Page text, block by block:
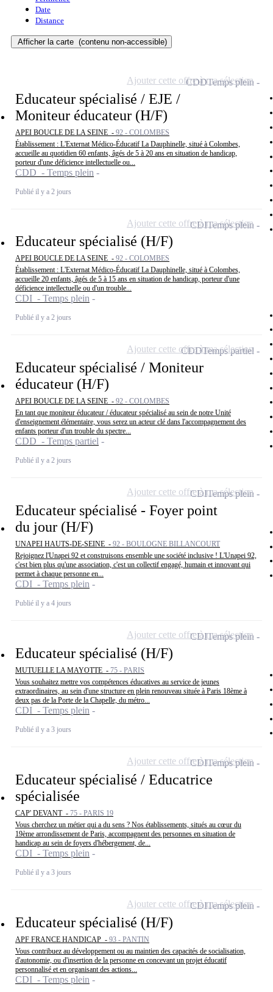
Date
Distance
Afficher la carte (contenu non-accessible)
Educateur spécialisé / EJE /
Moniteur éducateur (H/F)
APEI BOUCLE DE LA SEINE - 92 - COLOMBES
Établissement : L'Externat Médico-Éducatif La Dauphinelle, situé à Colombes,
accueille au quotidien 60 enfants, âgés de 5 à 20 ans en situation de handicap,
porteur d'une déficience intellectuelle ou...
CDD - Temps plein
Publié il y a 2 jours
CDDTemps plein
Ajouter cette offre à ma sélection
Educateur spécialisé (H/F)
APEI BOUCLE DE LA SEINE - 92 - COLOMBES
Établissement : L'Externat Médico-Éducatif La Dauphinelle, situé à Colombes,
accueille 20 enfants, âgés de 5 à 15 ans en situation de handicap, porteur d'une
déficience intellectuelle ou d'un trouble...
CDI - Temps plein
Publié il y a 2 jours
CDITemps plein
Ajouter cette offre à ma sélection
Educateur spécialisé / Moniteur
éducateur (H/F)
APEI BOUCLE DE LA SEINE - 92 - COLOMBES
En tant que moniteur éducateur / éducateur spécialisé au sein de notre Unité
d'enseignement élémentaire, vous serez un acteur clé dans l'accompagnement des
enfants porteur d'un trouble du spectre...
CDD - Temps partiel
Publié il y a 2 jours
CDDTemps partiel
Ajouter cette offre à ma sélection
Educateur spécialisé - Foyer point
du jour (H/F)
UNAPEI HAUTS-DE-SEINE - 92 - BOULOGNE BILLANCOURT
Rejoignez l'Unapei 92 et construisons ensemble une société inclusive ! L'Unapei 92,
c'est bien plus qu'une association, c'est un collectif engagé, humain et innovant qui
permet à chaque personne en...
CDI - Temps plein
Publié il y a 4 jours
CDITemps plein
Ajouter cette offre à ma sélection
Educateur spécialisé (H/F)
MUTUELLE LA MAYOTTE - 75 - PARIS
Vous souhaitez mettre vos compétences éducatives au service de jeunes
extraordinaires, au sein d'une structure en plein renouveau située à Paris 18ème à
deux pas de la Porte de la Chapelle, du métro...
CDI - Temps plein
Publié il y a 3 jours
CDITemps plein
Ajouter cette offre à ma sélection
Educateur spécialisé / Educatrice
spécialisée
CAP' DEVANT - 75 - PARIS 19
Vous cherchez un métier qui a du sens ? Nos établissements, situés au cœur du
19ème arrondissement de Paris, accompagnent des personnes en situation de
handicap au sein de foyers d'hébergement, de...
CDI - Temps plein
Publié il y a 3 jours
CDITemps plein
Ajouter cette offre à ma sélection
Educateur spécialisé (H/F)
APF FRANCE HANDICAP - 93 - PANTIN
Vous contribuez au développement ou au maintien des capacités de socialisation,
d'autonomie, ou d'insertion de la personne en concevant un projet éducatif
personnalisé et en organisant des actions...
CDI - Temps plein
CDITemps plein
Ajouter cette offre à ma sélection